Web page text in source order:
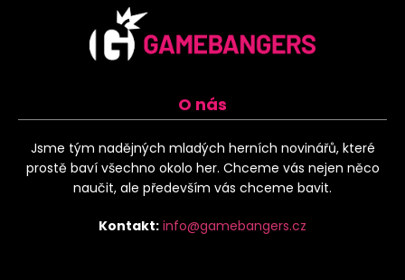
O nás
Jsme tým nadějných mladých herních novinářů, které
prostě baví všechno okolo her. Chceme vás nejen něco
naučit, ale především vás chceme bavit.
Kontakt: info@gamebangers.cz